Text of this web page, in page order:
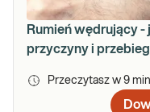
Rumień wędrujący
przyczyny i
Przeczytasz w 9